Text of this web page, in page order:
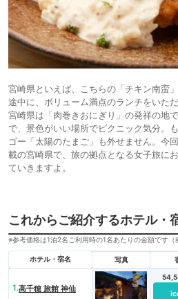
宮崎県といえば、こちらの「チキン南蛮
途中に、ボリューム満点のランチをいた
宮崎県は「肉巻きおにぎり」の発祥の地
で、景色がいい場所でピクニック気分。
ゴー「太陽のたまご」も外せません。今
載の宮崎県で、旅の拠点となる女子旅に
ていきますよ。
これからご紹介するホテル・
※参考価格は1泊2名ご利用時の1名あたりの金額です（
ホテル・宿名 写真
1.高千穂 旅館 神仙